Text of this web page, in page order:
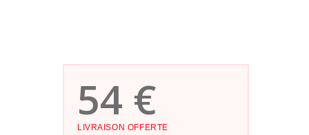
54 €
LIVRAISON OFFERTE